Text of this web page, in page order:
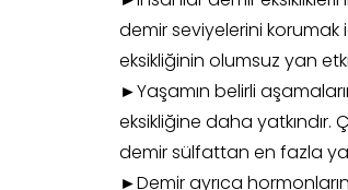
demir seviyelerini korumak
eksikliğinin olumsuz yan
►Yaşamın belirli
eksikliğine daha yatkındır.
demir sülfattan en fazla
►Demir ayrıca